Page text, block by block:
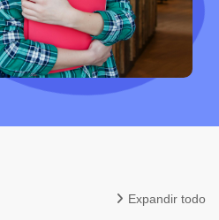
Expandir todo